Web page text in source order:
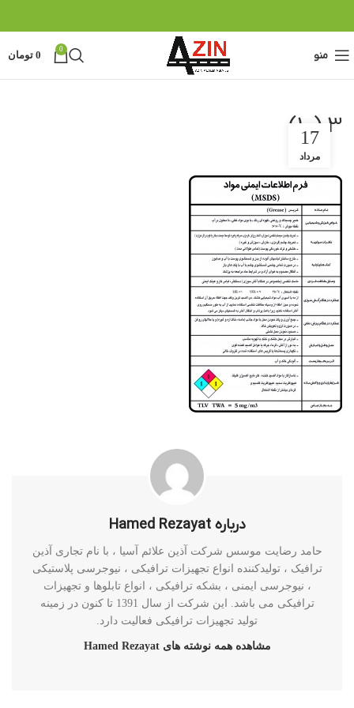
منو 0
0 تومان
3 (10)
17
مرداد
درباره Hamed Rezayat
حامد رضایت موسس شرکت آذین علائم آسیا ، با نام تجاری آذین
ترافیک ، تولیدکننده انواع تجهیزات ترافیکی ، نیوجرسی پلاستیکی
، نیوجرسی ایمنی ، بشکه ترافیکی ، انواع تابلوها و تجهیزات
ترافیکی می باشد. این شرکت از سال 1391 تا کنون در زمینه
تولید تجهیزات ترافیکی فعالیت دارد.
مشاهده همه نوشته های Hamed Rezayat